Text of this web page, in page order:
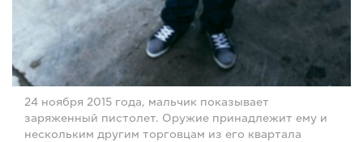
24 ноября 2015 года, мальчик показывает
заряженный пистолет. Оружие принадлежит ему и
нескольким другим торговцам из его квартала